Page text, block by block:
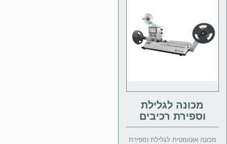
מכונה לגלילת
וספירת רכיבים
מכונה אוטומטית לגלילת וספירת